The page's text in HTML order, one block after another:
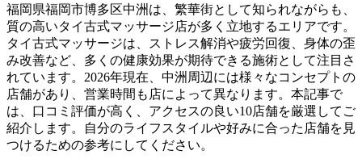
福岡県福岡市博多区中洲は、繁華街として知られながらも、
質の高いタイ古式マッサージ店が多く立地するエリアです。
タイ古式マッサージは、ストレス解消や疲労回復、身体の歪
み改善など、多くの健康効果が期待できる施術として注目さ
れています。2026年現在、中洲周辺には様々なコンセプトの
店舗があり、営業時間も店によって異なります。本記事で
は、口コミ評価が高く、アクセスの良い10店舗を厳選してご
紹介します。自分のライフスタイルや好みに合った店舗を見
つけるための参考にしてください。